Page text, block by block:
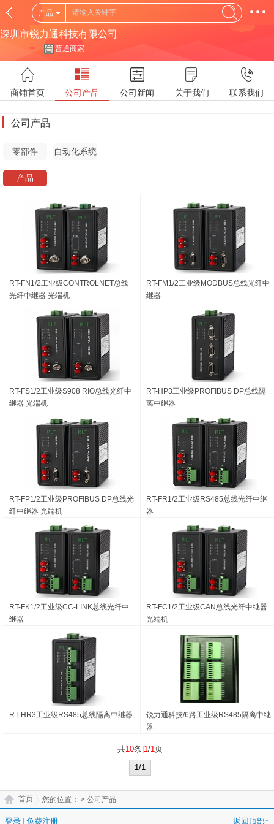
产品
深圳市锐力通科技有限公司
普通商家
商铺首页 公司产品 公司新闻 关于我们 联系我们
公司产品
零部件 自动化系统
产品
RT-FN1/2工业级CONTROLNET总线
光纤中继器 光端机
RT-FM1/2工业级MODBUS总线光纤中
继器
RT-FS1/2工业级S908 RIO总线光纤中
继器 光端机
RT-HP3工业级PROFIBUS DP总线隔
离中继器
RT-FP1/2工业级PROFIBUS DP总线光
纤中继器 光端机
RT-FR1/2工业级RS485总线光纤中继
器
RT-FK1/2工业级CC-LINK总线光纤中
继器
RT-FC1/2工业级CAN总线光纤中继器
光端机
RT-HR3工业级RS485总线隔离中继器
锐力通科技/6路工业级RS485隔离中继
器
共10条| 1/1页
1/1
您的位置：
首页 > 公司产品
登录 免费注册 返回顶部↑